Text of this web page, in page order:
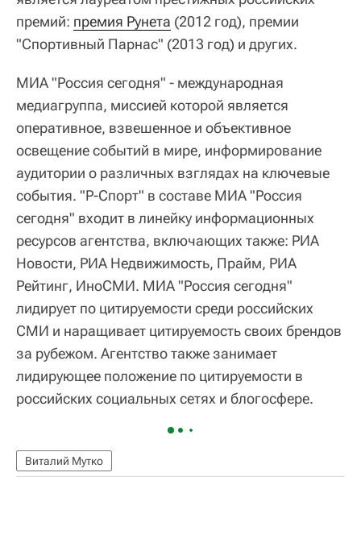
премий: премия Рунета (2012 год), премии
"Спортивный Парнас" (2013 год) и других.
МИА "Россия сегодня" - международная
медиагруппа, миссией которой является
оперативное, взвешенное и объективное
освещение событий в мире, информирование
аудитории о различных взглядах на ключевые
события. "Р-Спорт" в составе МИА "Россия
сегодня" входит в линейку информационных
ресурсов агентства, включающих также: РИА
Новости, РИА Недвижимость, Прайм, РИА
Рейтинг, ИноСМИ. МИА "Россия сегодня"
лидирует по цитируемости среди российских
СМИ и наращивает цитируемость своих брендов
за рубежом. Агентство также занимает
лидирующее положение по цитируемости в
российских социальных сетях и блогосфере.
Виталий Мутко